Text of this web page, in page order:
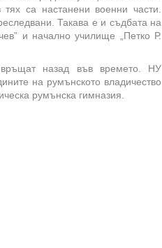
са настанени военни части.
Такава е и съдбата на
и начално училище „Петко Р.
връщат назад във времето. НУ
на румънското владичество
румънска гимназия.